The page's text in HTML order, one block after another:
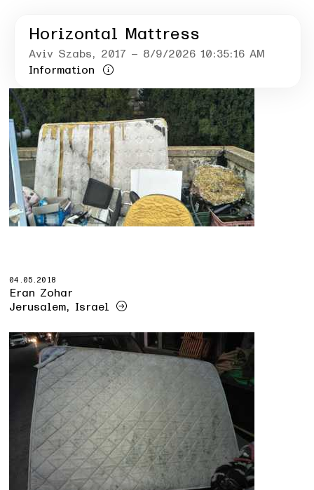
Horizontal Mattress
Aviv Szabs, 2017 – 8/9/2026 10:35:16 AM
Information
04.05.2018
Eran Zohar
Jerusalem, Israel